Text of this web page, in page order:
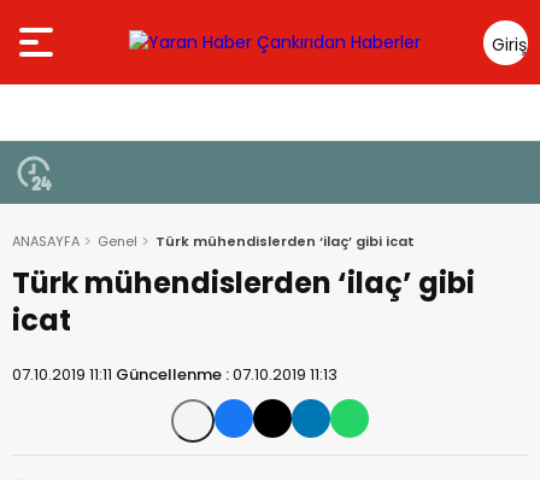
Giriş
Yap
ANASAYFA Genel Türk mühendislerden ‘ilaç’ gibi icat
Türk mühendislerden ‘ilaç’ gibi
icat
07.10.2019 11:11 Güncellenme :07.10.2019 11:13